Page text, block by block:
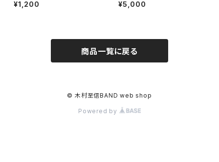
¥1,200 ¥5,000
商品一覧に戻る
© 木村至信BAND web shop
Powered by